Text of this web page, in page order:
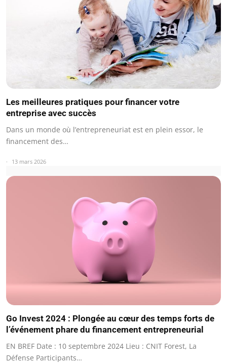
Les meilleures pratiques pour financer votre
entreprise avec succès
Dans un monde où l’entrepreneuriat est en plein essor, le
financement des…
13 mars 2026
Go Invest 2024 : Plongée au cœur des temps forts de
l’événement phare du financement entrepreneurial
EN BREF Date : 10 septembre 2024 Lieu : CNIT Forest, La
Défense Participants…